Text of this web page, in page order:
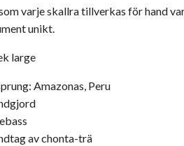
varje skallra tillverkas för hand
unikt.
large
Amazonas, Peru
av chonta-trä